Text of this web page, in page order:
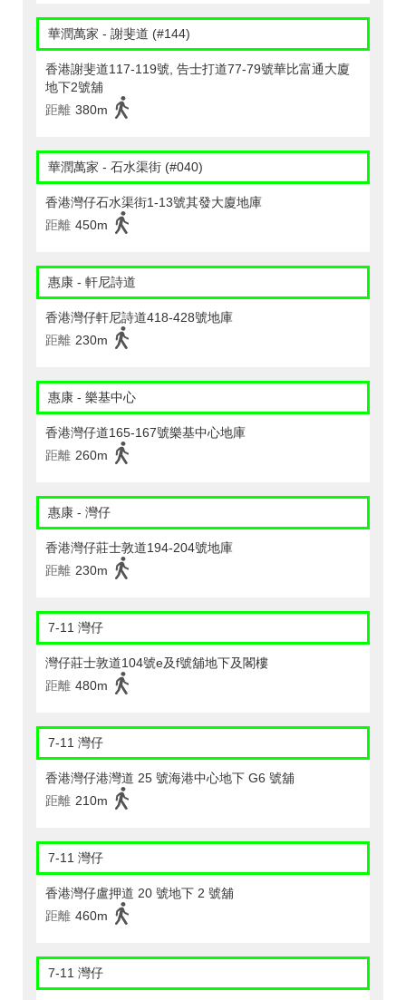
華潤萬家 - 謝斐道 (#144)
香港謝斐道117-119號, 告士打道77-79號華比富通大廈
地下2號舖
距離 380m
華潤萬家 - 石水渠街 (#040)
香港灣仔石水渠街1-13號其發大廈地庫
距離 450m
惠康 - 軒尼詩道
香港灣仔軒尼詩道418-428號地庫
距離 230m
惠康 - 樂基中心
香港灣仔道165-167號樂基中心地庫
距離 260m
惠康 - 灣仔
香港灣仔莊士敦道194-204號地庫
距離 230m
7-11 灣仔
灣仔莊士敦道104號e及f號舖地下及閣樓
距離 480m
7-11 灣仔
香港灣仔港灣道 25 號海港中心地下 G6 號舖
距離 210m
7-11 灣仔
香港灣仔盧押道 20 號地下 2 號舖
距離 460m
7-11 灣仔